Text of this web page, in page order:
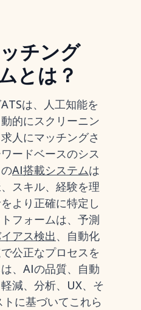
チング
とは？
は、人工知能を
的にスクリーニン
人にマッチングさ
ードベースのシス
AI搭載システムは
スキル、経験を理
より正確に特定し
フォームは、予測
アス検出、自動化
公正なプロセスを
、AIの品質、自動
減、分析、UX、そ
に基づいてこれら